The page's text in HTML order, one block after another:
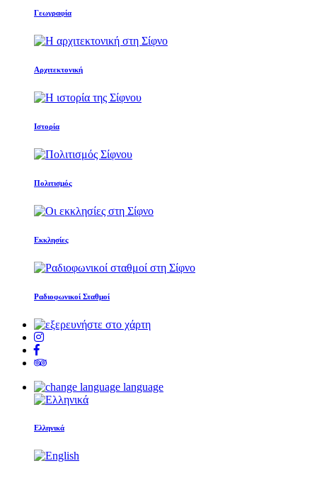
Γεωγραφία
Αρχιτεκτονική
Ιστορία
Πολιτισμός
Εκκλησίες
Ραδιοφωνικοί Σταθμοί
language
Ελληνικά